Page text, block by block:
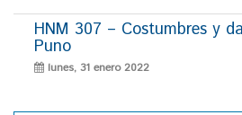
HNM 307 – Costumbres y
Puno
lunes, 31 enero 2022